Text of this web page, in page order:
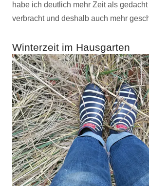
habe ich deutlich mehr Zeit als gedacht
verbracht und deshalb auch mehr
Winterzeit im Hausgarten